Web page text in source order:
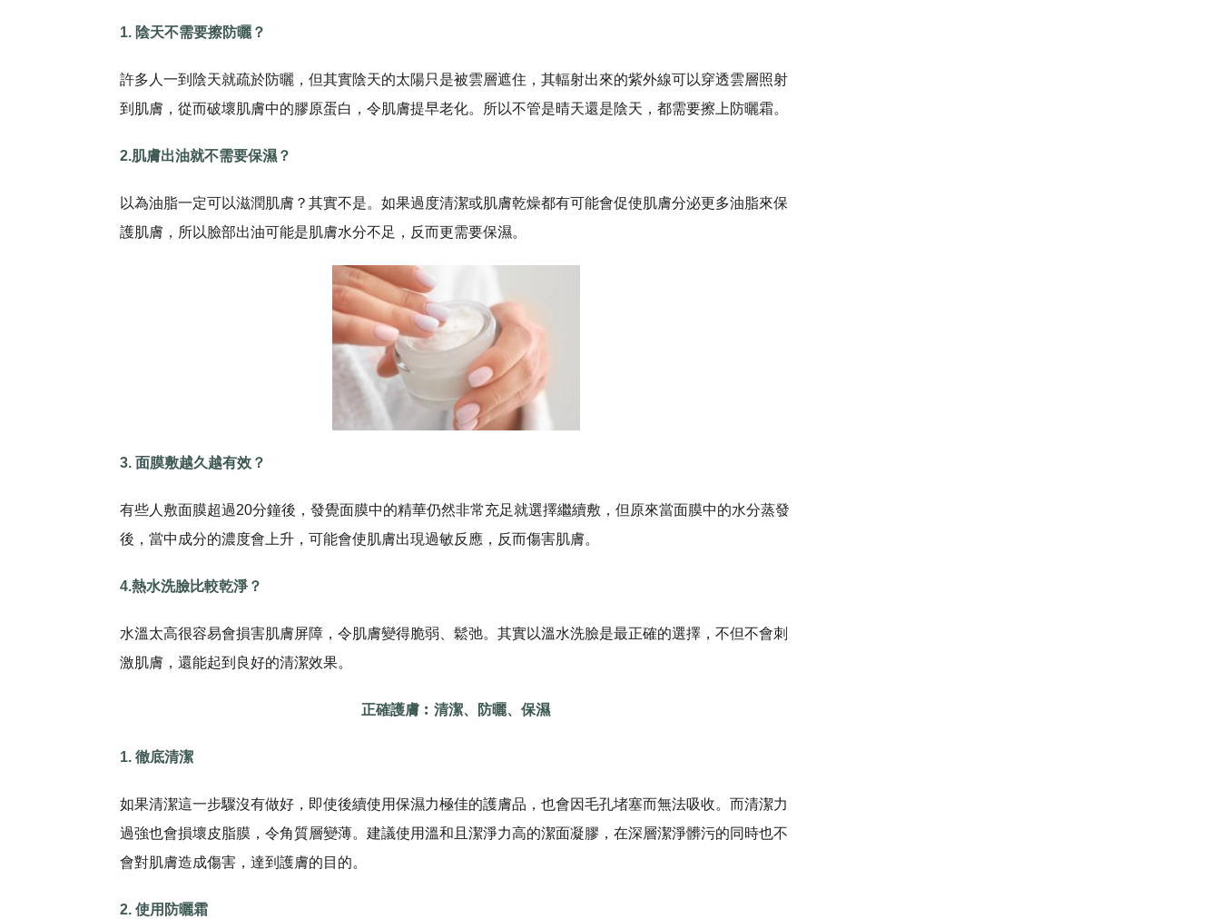
1. 陰天不需要擦防曬？
許多人一到陰天就疏於防曬，但其實陰天的太陽只是被雲層遮住，其輻射出來的紫外線可以穿透雲層照射
到肌膚，從而破壞肌膚中的膠原蛋白，令肌膚提早老化。所以不管是晴天還是陰天，都需要擦上防曬霜。
2.肌膚出油就不需要保濕？
以為油脂一定可以滋潤肌膚？其實不是。如果過度清潔或肌膚乾燥都有可能會促使肌膚分泌更多油脂來保
護肌膚，所以臉部出油可能是肌膚水分不足，反而更需要保濕。
3. 面膜敷越久越有效？
有些人敷面膜超過20分鐘後，發覺面膜中的精華仍然非常充足就選擇繼續敷，但原來當面膜中的水分蒸發
後，當中成分的濃度會上升，可能會使肌膚出現過敏反應，反而傷害肌膚。
4.熱水洗臉比較乾淨？
水溫太高很容易會損害肌膚屏障，令肌膚變得脆弱、鬆弛。其實以溫水洗臉是最正確的選擇，不但不會刺
激肌膚，還能起到良好的清潔效果。
正確護膚︰清潔、防曬、保濕
1. 徹底清潔
如果清潔這一步驟沒有做好，即使後續使用保濕力極佳的護膚品，也會因毛孔堵塞而無法吸收。而清潔力
過強也會損壞皮脂膜，令角質層變薄。建議使用溫和且潔淨力高的潔面凝膠，在深層潔淨髒污的同時也不
會對肌膚造成傷害，達到護膚的目的。
2. 使用防曬霜